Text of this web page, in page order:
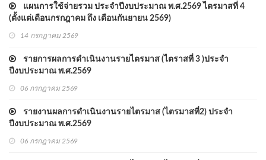
แผนการใช้จ่ายรวม ประจำปีงบประมาณ พ.ศ.2569 ไตรมาสที่ 4
(ตั้งแต่เดือนกรกฎาคม ถึง เดือนกันยายน 2569)
14 กรกฎาคม 2569
รายการผลการดำเนินงานรายไตรมาส (ไตราสที่ 3 )ประจำ
ปีงบประมาณ พ.ศ.2569
06 กรกฎาคม 2569
รายงานผลการดำเนินงานรายไตรมาส (ไตรมาสที่2) ประจำ
ปีงบประมาณ พ.ศ.2569
06 กรกฎาคม 2569